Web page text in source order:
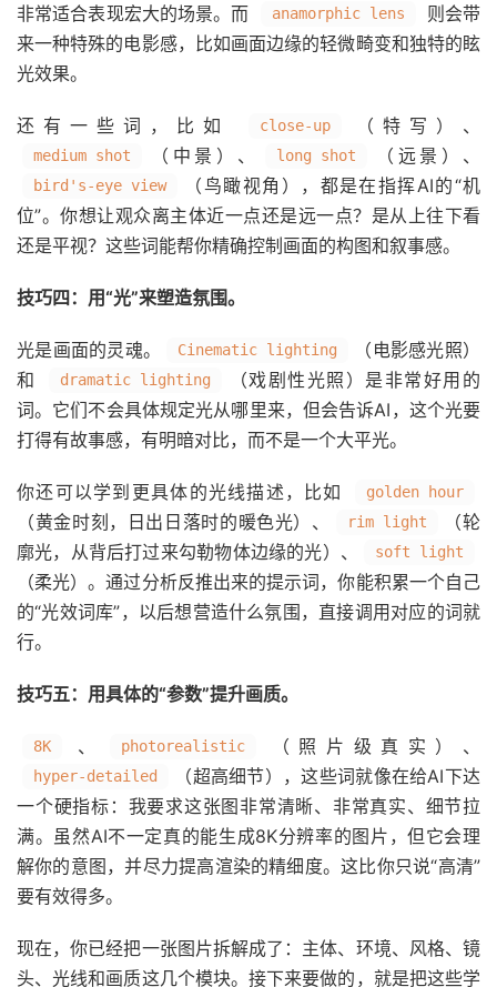
非常适合表现宏大的场景。而 anamorphic lens
则会带
来一种特殊的电影感，比如画面边缘的轻微畸变和独特的眩
光效果。
还有一些词，比如 close-up （特写）、
medium shot （中景）、 long shot （远景）、
bird's-eye view
（鸟瞰视角），都是在指挥AI的“机
位”。你想让观众离主体近一点还是远一点？是从上往下看
还是平视？这些词能帮你精确控制画面的构图和叙事感。
技巧四：用“光”来塑造氛围。
光是画面的灵魂。 Cinematic lighting
（电影感光照）
和
dramatic lighting
（戏剧性光照）是非常好用的
词。它们不会具体规定光从哪里来，但会告诉AI，这个光要
打得有故事感，有明暗对比，而不是一个大平光。
你还可以学到更具体的光线描述，比如 golden hour
（黄金时刻，日出日落时的暖色光）、 rim light
（轮
廓光，从背后打过来勾勒物体边缘的光）、
soft light
（柔光）。通过分析反推出来的提示词，你能积累一个自己
的“光效词库”，以后想营造什么氛围，直接调用对应的词就
行。
技巧五：用具体的“参数”提升画质。
8K 、 photorealistic （照片级真实）、
hyper-detailed
（超高细节），这些词就像在给AI下达
一个硬指标：我要求这张图非常清晰、非常真实、细节拉
满。虽然AI不一定真的能生成8K分辨率的图片，但它会理
解你的意图，并尽力提高渲染的精细度。这比你只说“高清”
要有效得多。
现在，你已经把一张图片拆解成了：主体、环境、风格、镜
头、光线和画质这几个模块。接下来要做的，就是把这些学